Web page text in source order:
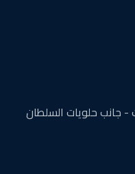
جانب حلويات السلطان